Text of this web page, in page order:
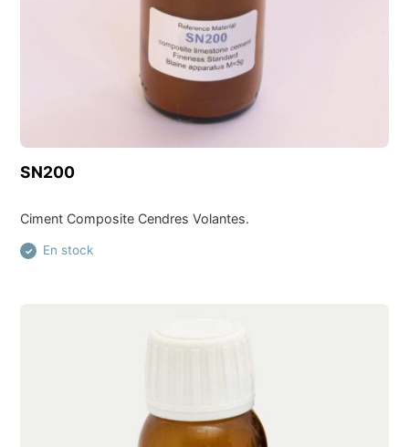
SN200
Ciment Composite Cendres Volantes.
✓ En stock